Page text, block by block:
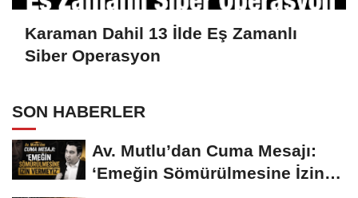
Karaman Dahil 13 İlde Eş Zamanlı
Siber Operasyon
SON HABERLER
Av. Mutlu’dan Cuma Mesajı:
‘Emeğin Sömürülmesine İzin